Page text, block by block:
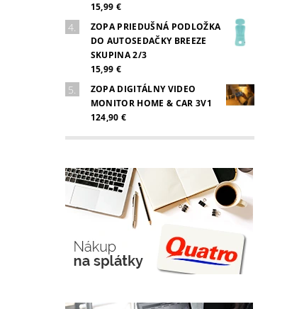
15,99 €
ZOPA PRIEDUŠNÁ PODLOŽKA
DO AUTOSEDAČKY BREEZE
SKUPINA 2/3
15,99 €
ZOPA DIGITÁLNY VIDEO
MONITOR HOME & CAR 3V1
124,90 €